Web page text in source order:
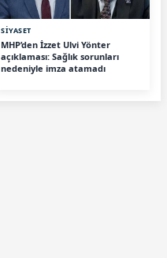
SİYASET
MHP’den İzzet Ulvi Yönter
açıklaması: Sağlık sorunları
nedeniyle imza atamadı